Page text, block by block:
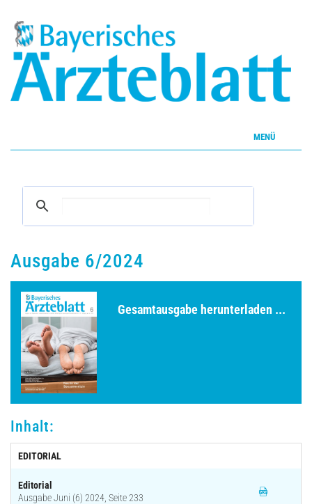
MENÜ
Inhalte
Archiv
Ausgabe 6/2024
Gesamtausgabe herunterladen ...
Inhalt:
EDITORIAL
Editorial
Ausgabe Juni (6) 2024, Seite 233